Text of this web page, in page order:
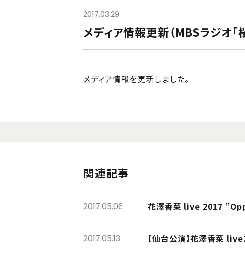
2017.03.29
メディア情報更新（MBSラジオ「
メディア情報を更新しました。
関連記事
花澤香菜 live 2017
2017.05.06
【仙台公演】花澤香菜
2017.05.13